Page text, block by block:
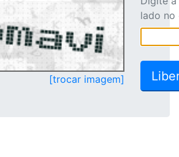
[trocar imagem]
lado no